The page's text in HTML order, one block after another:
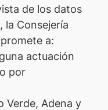
de los datos
la Consejería
a:
actuación
por
Verde, Adena y